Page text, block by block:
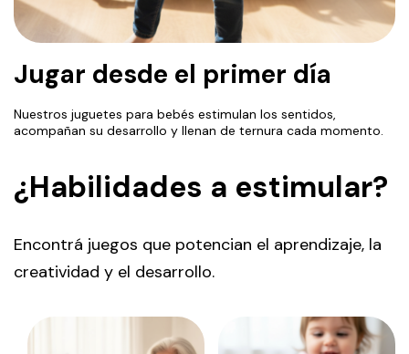
Jugar desde el primer día
Nuestros juguetes para bebés estimulan los sentidos,
acompañan su desarrollo y llenan de ternura cada momento.
¿Habilidades a estimular?
Encontrá juegos que potencian el aprendizaje, la
creatividad y el desarrollo.